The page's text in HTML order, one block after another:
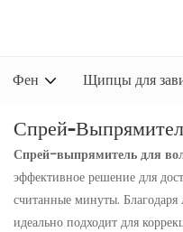
Фен Щипцы для
Спрей-
Спрей-выпрямитель для
эффективное решение для
считанные минуты.
идеально подходит для